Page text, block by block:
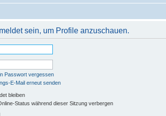
sein, um Profile anzuschauen.
Passwort vergessen
E-Mail erneut senden
bleiben
Status während dieser Sitzung verbergen